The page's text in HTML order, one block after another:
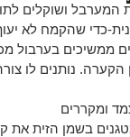
המערבל ושוקלים
כדי שהקמח לא
ממשיכים בערבול
הקערה. נותנים לו
בשמן הזית את